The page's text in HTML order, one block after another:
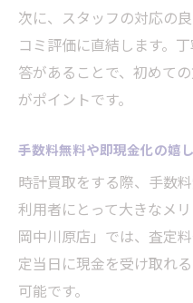
次に、スタッフの対応の
コミ評価に直結します。
答があることで、初めて
がポイントです。
手数料無料や即現金化の嬉
時計買取をする際、手数
利用者にとって大きなメ
岡中川原店」では、査定
定当日に現金を受け取れ
可能です。